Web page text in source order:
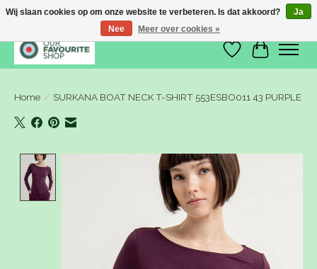
Verlanglijst
Home / SURKANA BOAT NECK T-SHIRT 553ESBO011 43 PURPLE
Product image slideshow Items
Wij slaan cookies op om onze website te verbeteren. Is dat akkoord?
Ja
Nee
Meer over cookies »